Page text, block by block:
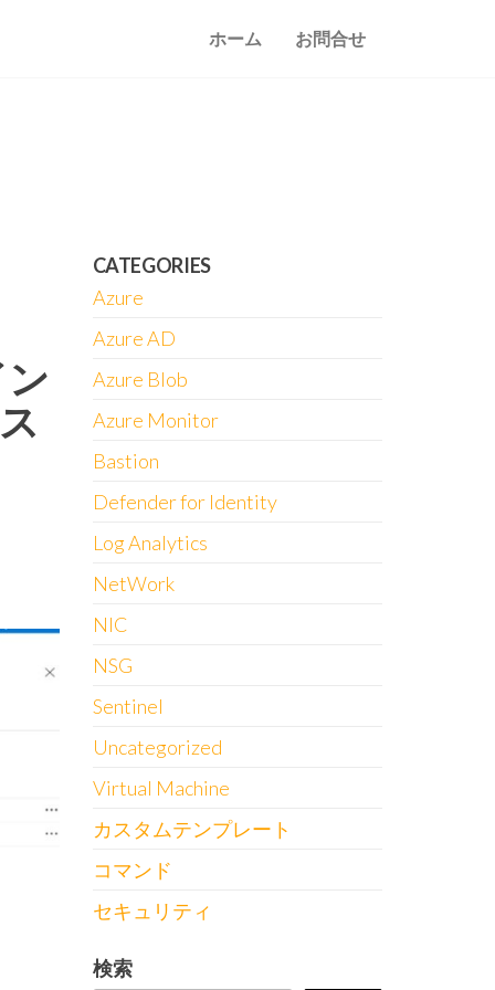
ホーム お問合せ
CATEGORIES
Azure
Azure AD
Azure Blob
Azure Monitor
Bastion
Defender for Identity
Log Analytics
NetWork
NIC
NSG
Sentinel
Uncategorized
Virtual Machine
カスタムテンプレート
コマンド
セキュリティ
検索